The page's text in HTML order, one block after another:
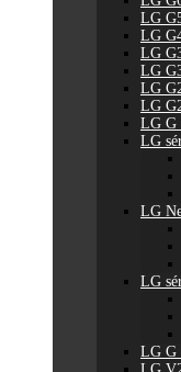
LG
LG
LG
LG
LG
LG
LG G
LG
LG
LG
LG G